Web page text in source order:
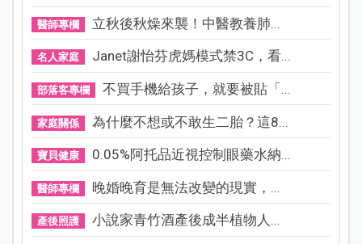
醫師專欄 立秋後秋燥來襲！中醫教養肺...
名人家庭 Janet謝怡芬虎媽模式禁3C，看...
部落客專欄 不買手機給孩子，就要被貼「...
家庭關係 為什麼不想或不敢生二胎？這8...
寶貝健康 0.05%阿托品近視控制眼藥水納...
醫師專欄 晚婚晚育是無法改變的現實，...
產後照護 小說家青竹酒產後成半植物人...